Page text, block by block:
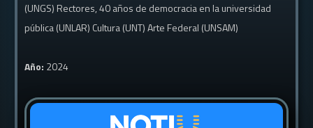
(UNGS) Rectores, 40 años de democracia en la universidad
pública (UNLAR) Cultura (UNT) Arte Federal (UNSAM)
Año: 2024